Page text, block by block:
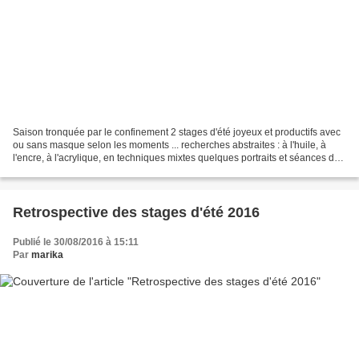
Saison tronquée par le confinement 2 stages d'été joyeux et productifs avec
ou sans masque selon les moments ... recherches abstraites : à l'huile, à
l'encre, à l'acrylique, en techniques mixtes quelques portraits et séances de
Retrospective des stages d'été 2016
Publié le 30/08/2016 à 15:11
Par marika